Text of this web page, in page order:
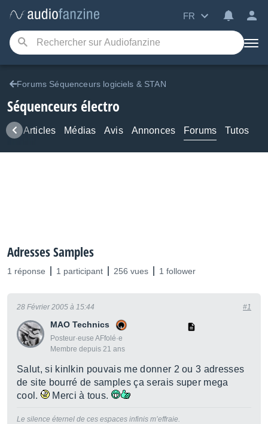
FR
Forums Séquenceurs logiciels & STAN
Séquenceurs électro
Articles Médias Avis Annonces Forums Tutos
Adresses Samples
1 réponse 1 participant 256 vues 1 follower
MAO Technics
Posteur·euse AFfolé·e
Membre depuis 21 ans
28 Février 2005 à 15:44 #1
Salut, si kinlkin pouvais me donner 2 ou 3 adresses
de site bourré de samples ça serais super mega
cool.
Merci à tous.
Le silence éternel de ces espaces infinis m’effraie.